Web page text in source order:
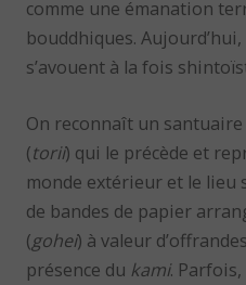
comme une émanation
bouddhiques.
s’avouent à la fois
On reconnaît un santuaire
(torii) qui le précède et
monde extérieur et le lieu
de bandes de papier
(gohei) à valeur
présence du kami.